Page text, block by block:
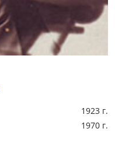
1923 г.
1970 г.